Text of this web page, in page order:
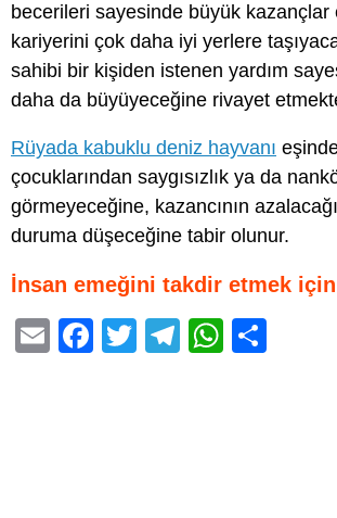
becerileri sayesinde büyük kazançlar
kariyerini çok daha iyi yerlere
sahibi bir kişiden istenen yardım
daha da büyüyeceğine rivayet
Rüyada kabuklu deniz hayvanı
çocuklarından saygısızlık ya da
görmeyeceğine, kazancının
duruma düşeceğine tabir olunur.
İnsan emeğini takdir etmek için
E
F
T
T
W